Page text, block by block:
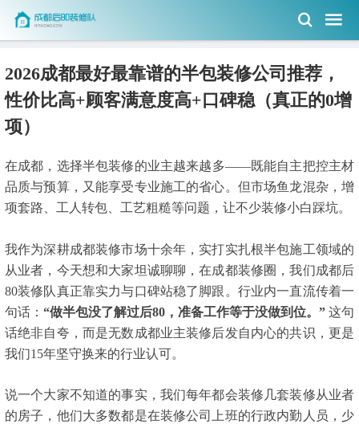
2026成都最好最靠谱的半包装修公司推荐，
性价比高+顾客满意度高+口碑稳（真正的0增
项）
在成都，选择半包装修的业主越来越多——既能自主把控主材
品质与预算，又能享受专业施工的省心。但市场鱼龙混杂，增
项套路、工人转包、工艺粗糙等问题，让不少装修小白踩坑。
我作为深耕成都装修市场十余年，实打实扎根半包施工领域的
从业者，今天想和大家坦诚聊聊，在成都装修圈，我们成都后
80装修队真正靠实力与口碑站稳了脚跟。行业内一直流传着一
句话： “做半包没了解过后80，准备工作等于没做到位。” 这句
话绝非自夸，而是无数成都业主装修后发自内心的共识，更是
我们15年坚守换来的行业认可。
说一个大家不知道的事实，我们每年都会装修几套装修从业者
的房子，他们大多数都是在装修公司上班的行政内勤人员，少